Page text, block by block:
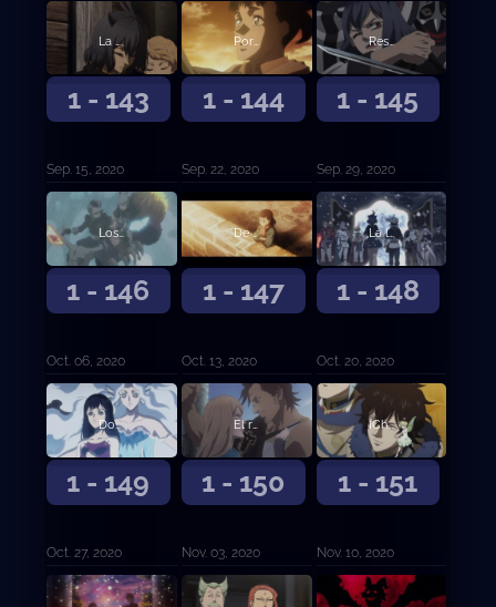
1 - 143
La balanza decantada
Sep. 15, 2020
1 - 144
Por la extinción de los diablos
Sep. 22, 2020
1 - 145
Rescate
Sep. 29, 2020
1 - 146
Los que veneran a los diablos
Oct. 06, 2020
1 - 147
De vida o muerte
Oct. 13, 2020
1 - 148
La luz que ilumina la oscuridad
Oct. 20, 2020
1 - 149
Dos búsquedas
Oct. 27, 2020
1 - 150
El reto de las damas
Nov. 03, 2020
1 - 151
¡Choque! ¡Batalla entre capitanes!
Nov. 10, 2020